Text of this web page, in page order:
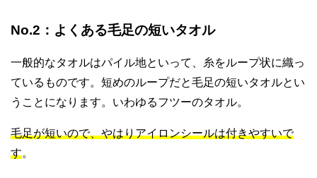
No.2：よくある毛足の短いタオル
一般的なタオルはパイル地といって、糸をループ状に織っ
ているものです。短めのループだと毛足の短いタオルとい
うことになります。いわゆるフツーのタオル。
毛足が短いので、やはりアイロンシールは付きやすいで
す。